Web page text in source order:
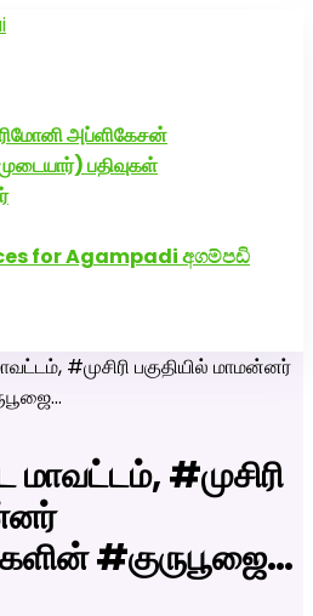
அப்ளிகேசன்
பதிவுகள்
for Agampadi අගම්පඩි
#முசிரி பகுதியில் மாமன்னர்
#முசிரி
#குருபூஜை…
அகமுடையார்மேட்ரி-